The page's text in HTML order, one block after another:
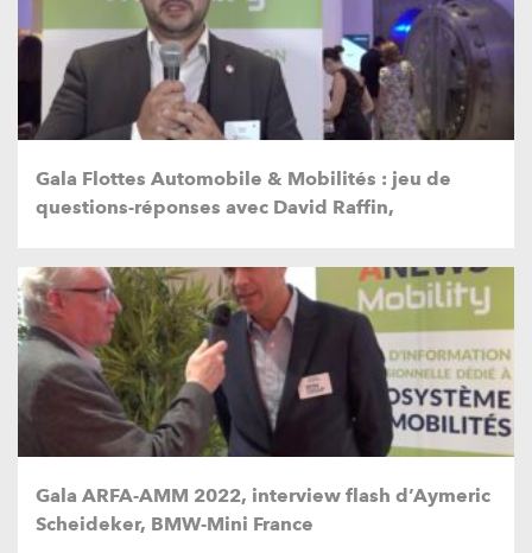
Gala Flottes Automobile & Mobilités : jeu de
questions-réponses avec David Raffin,
Gala ARFA-AMM 2022, interview flash d’Aymeric
Scheideker, BMW-Mini France